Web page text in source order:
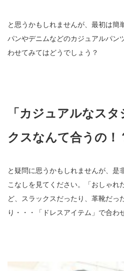
と思うかもしれませんが、最初は簡
パンやデニムなどのカジュアルパン
わせてみてはどうでしょう？
「カジュアルなス
クスなんて合うの！
と疑問に思うかもしれませんが、是
こなしを見てください。「おしゃれ
ど、スラックスだったり、革靴だっ
り・・・「ドレスアイテム」で合わ